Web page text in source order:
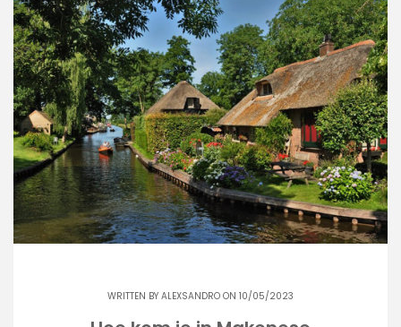
WRITTEN BY ALEXSANDRO ON 10/05/2023